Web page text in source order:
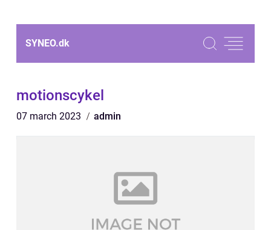
SYNEO.dk
motionscykel
07 march 2023 admin